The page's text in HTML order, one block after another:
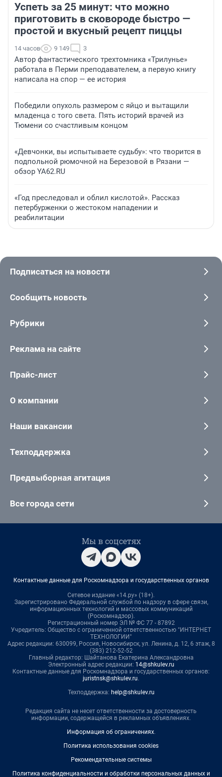
Успеть за 25 минут: что можно
приготовить в сковороде быстро —
простой и вкусный рецепт пиццы
14 часов 9 149 3
Автор фантастического трехтомника «Трилунье»
работала в Перми преподавателем, а первую книгу
написала на спор — ее история
Победили опухоль размером с яйцо и вытащили
младенца с того света. Пять историй врачей из
Тюмени со счастливым концом
«Девчонки, вы испытываете судьбу»: что творится в
подпольной рюмочной на Березовой в Рязани —
обзор YA62.RU
«Год преследовал и облил кислотой». Рассказ
петербурженки о жестоком нападении и
реабилитации
Подписаться на новости
Сообщить новость
Рубрики
Реклама на сайте
Прайс-лист
О компании
Наши вакансии
Техподдержка
Предвыборная агитация
Все города сети
Мы в соцсетях
Контактные данные для Роскомнадзора и государственных органов
Сетевое издание «14.ру» (18+).
Зарегистрировано Федеральной службой по надзору в сфере связи,
информационных технологий и массовых коммуникаций
(Роскомнадзор).
Регистрационный номер ЭЛ № ФС 77 - 87892
Учредитель: Общество с ограниченной ответственностью "ИНТЕРНЕТ
ТЕХНОЛОГИИ"
Адрес редакции: 630099, Россия, Новосибирск, ул. Ленина, д. 12, 6 этаж, 8
(383) 212-52-52
Главный редактор: Шайтанова Екатерина Александровна
Электронный адрес редакции: 14@shkulev.ru
Контактные данные для Роскомнадзора и государственных органов:
juristnsk@shkulev.ru.
Техподдержка: help@shkulev.ru
Редакция сайта не несет ответственности за достоверность
информации, содержащейся в рекламных объявлениях.
Информация об ограничениях.
Политика использования cookies
Рекомендательные системы
Политика конфиденциальности и обработки персональных данных и